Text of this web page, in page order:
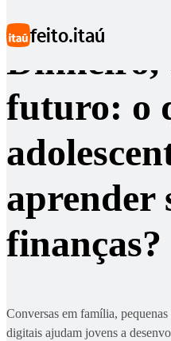
feito.itaú
Dinheiro,
futuro: o
aprender
finanças?
Conversas em família,
digitais ajudam jovens a